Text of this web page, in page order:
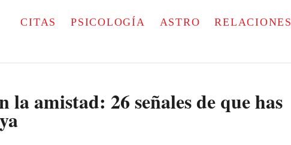
CITAS PSICOLOGÍA ASTRO RELACIONES
la amistad: 26 señales de que has